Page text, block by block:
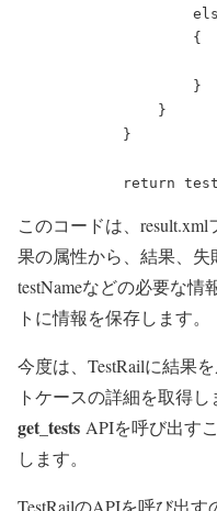
                    {
                    }
                }
            }
このコードは、
果の属性から、結果、失
testNameなどの必要な情
トに情報を保存します。
今度は、TestRailに結果
トケースの詳細を取得
get_tests APIを呼び出す
します。